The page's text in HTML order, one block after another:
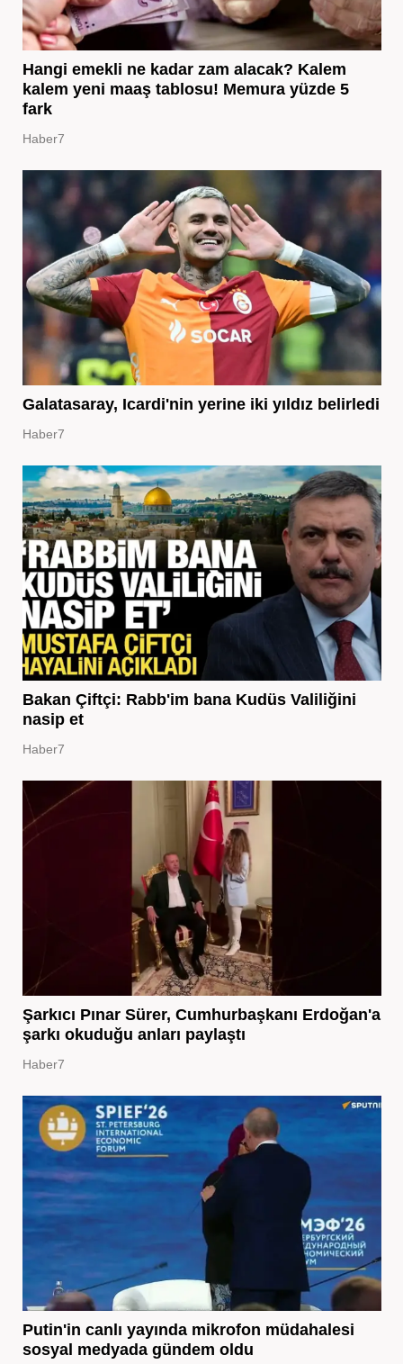
Hangi emekli ne kadar zam alacak? Kalem
kalem yeni maaş tablosu! Memura yüzde 5
fark
Haber7
Galatasaray, Icardi'nin yerine iki yıldız belirledi
Haber7
Bakan Çiftçi: Rabb'im bana Kudüs Valiliğini
nasip et
Haber7
Şarkıcı Pınar Sürer, Cumhurbaşkanı Erdoğan'a
şarkı okuduğu anları paylaştı
Haber7
Putin'in canlı yayında mikrofon müdahalesi
sosyal medyada gündem oldu